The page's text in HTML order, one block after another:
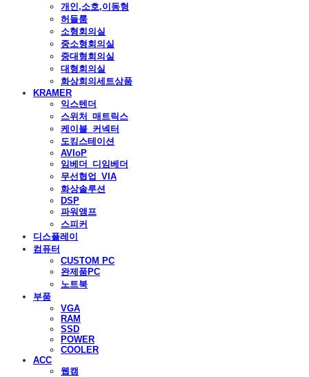
개인,소호,이동형
허들룸
소형회의실
중소형회의실
중대형회의실
대형회의실
화상회의세트상품
KRAMER
익스텐더
스위처_매트릭스
케이블_커넥터
도킹스테이션
AVIoP
임베더_디임베더
무선협업_VIA
화상솔루션
DSP
파워앰프
스피커
디스플레이
컴퓨터
CUSTOM PC
완제품PC
노트북
부품
VGA
RAM
SSD
POWER
COOLER
ACC
웹캠